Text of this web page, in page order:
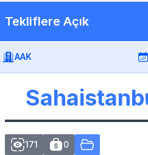
Tekliflere Açık
AAK
171 0